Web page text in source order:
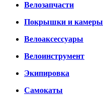
Велозапчасти
Покрышки и камеры
Велоаксессуары
Велоинструмент
Экипировка
Самокаты